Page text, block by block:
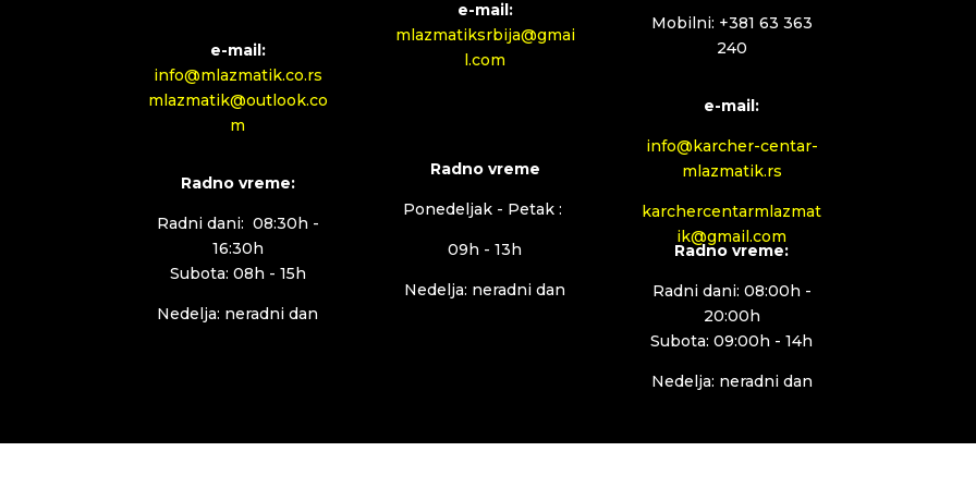
e-mail:
info@mlazmatik.co.rs
mlazmatik@outlook.co
m
Radno vreme:
Radni dani: 08:30h -
16:30h
Subota: 08h - 15h
Nedelja: neradni dan
e-mail:
mlazmatiksrbija@gmai
l.com
Radno vreme
Ponedeljak - Petak :
09h - 13h
Nedelja: neradni dan
Mobilni: +381 63 363
240
e-mail:
info@karcher-centar-
mlazmatik.rs
karchercentarmlazmat
ik@gmail.com
Radno vreme:
Radni dani: 08:00h -
20:00h
Subota: 09:00h - 14h
Nedelja: neradni dan